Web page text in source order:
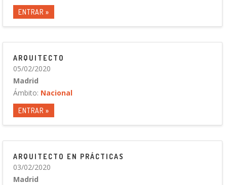
ENTRAR »
ARQUITECTO
05/02/2020
Madrid
Ámbito: Nacional
ENTRAR »
ARQUITECTO EN PRÁCTICAS
03/02/2020
Madrid